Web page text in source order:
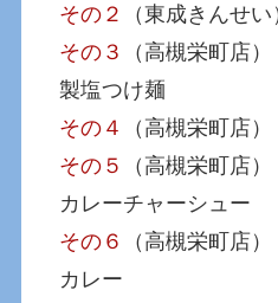
その２
（東成きんせ
その３
（高槻栄町店
製塩つけ麺
その４
（高槻栄町店
その５
（高槻栄町店
カレーチャーシュー
その６
（高槻栄町店
カレー